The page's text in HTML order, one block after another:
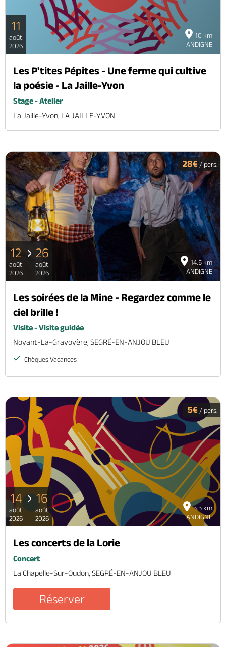
10 km
ANDIGNE
11
août
2026
Les P'tites Pépites - Une ferme qui cultive
la poésie - La Jaille-Yvon
Stage - Atelier
La Jaille-Yvon, LA JAILLE-YVON
14.5 km
ANDIGNE
28€ / pers.
12
août
2026
26
août
2026
Les soirées de la Mine - Regardez comme le
ciel brille !
Visite - Visite guidée
Noyant-La-Gravoyère, SEGRÉ-EN-ANJOU BLEU
Chèques Vacances
5.5 km
ANDIGNE
5€ / pers.
14
août
2026
16
août
2026
Les concerts de la Lorie
Concert
La Chapelle-Sur-Oudon, SEGRÉ-EN-ANJOU BLEU
Réserver